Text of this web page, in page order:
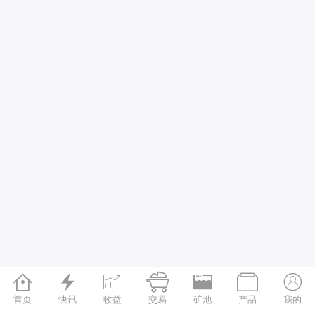

首页

快讯

收益

交易

矿池

产品

我的